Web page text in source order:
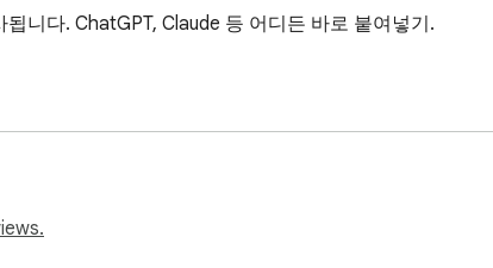
니다. ChatGPT, Claude 등 어디든 바로 붙여넣기.